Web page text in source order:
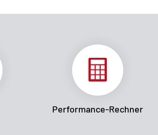
Performance-Rechner